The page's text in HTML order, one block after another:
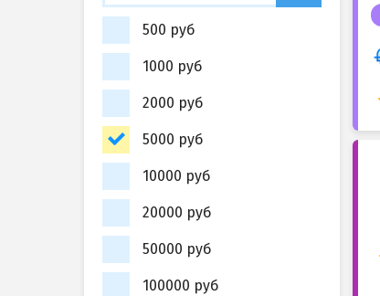
500 руб
1000 руб
2000 руб
5000 руб
10000 руб
20000 руб
50000 руб
100000 руб